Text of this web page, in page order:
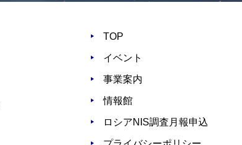
TOP
イベント
事業案内
情報館
ロシアNIS調査月報申込